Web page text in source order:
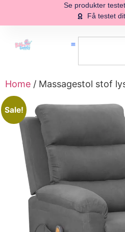
Se produkter
Få testet
Home / Massagestol stof
Sale!